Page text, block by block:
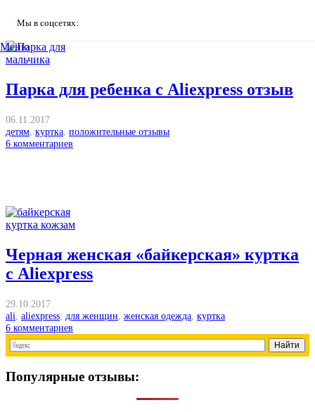
Мы в соцсетях:
Меню
Парка для ребенка с Aliexpress отзыв
06.11.2017
детям куртка положительные отзывы
6 комментариев
Черная женская «байкерская» куртка
с Aliexpress
29.10.2017
ali aliexpress для женщин женская одежда куртка
6 комментариев
Популярные отзывы: